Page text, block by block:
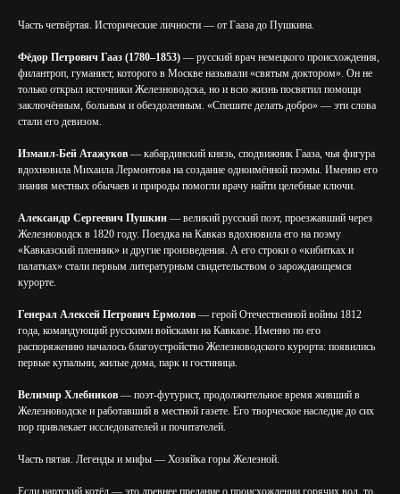
Часть четвёртая. Исторические личности — от Гааза до Пушкина.
Фёдор Петрович Гааз (1780–1853) — русский врач немецкого происхождения,
филантроп, гуманист, которого в Москве называли «святым доктором». Он не
только открыл источники Железноводска, но и всю жизнь посвятил помощи
заключённым, больным и обездоленным. «Спешите делать добро» — эти слова
стали его девизом.
Измаил-Бей Атажуков — кабардинский князь, сподвижник Гааза, чья фигура
вдохновила Михаила Лермонтова на создание одноимённой поэмы. Именно его
знания местных обычаев и природы помогли врачу найти целебные ключи.
Александр Сергеевич Пушкин — великий русский поэт, проезжавший через
Железноводск в 1820 году. Поездка на Кавказ вдохновила его на поэму
«Кавказский пленник» и другие произведения. А его строки о «кибитках и
палатках» стали первым литературным свидетельством о зарождающемся
курорте.
Генерал Алексей Петрович Ермолов — герой Отечественной войны 1812
года, командующий русскими войсками на Кавказе. Именно по его
распоряжению началось благоустройство Железноводского курорта: появились
первые купальни, жилые дома, парк и гостиница.
Велимир Хлебников — поэт-футурист, продолжительное время живший в
Железноводске и работавший в местной газете. Его творческое наследие до сих
пор привлекает исследователей и почитателей.
Часть пятая. Легенды и мифы — Хозяйка горы Железной.
Если нартский котёл — это древнее предание о происхождении горячих вод, то